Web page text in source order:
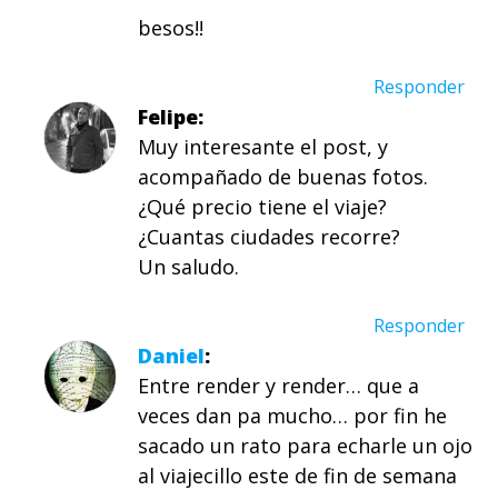
besos!!
Responder
Felipe
Muy interesante el post, y
acompañado de buenas fotos.
¿Qué precio tiene el viaje?
¿Cuantas ciudades recorre?
Un saludo.
Responder
Daniel
Entre render y render… que a
veces dan pa mucho… por fin he
sacado un rato para echarle un ojo
al viajecillo este de fin de semana